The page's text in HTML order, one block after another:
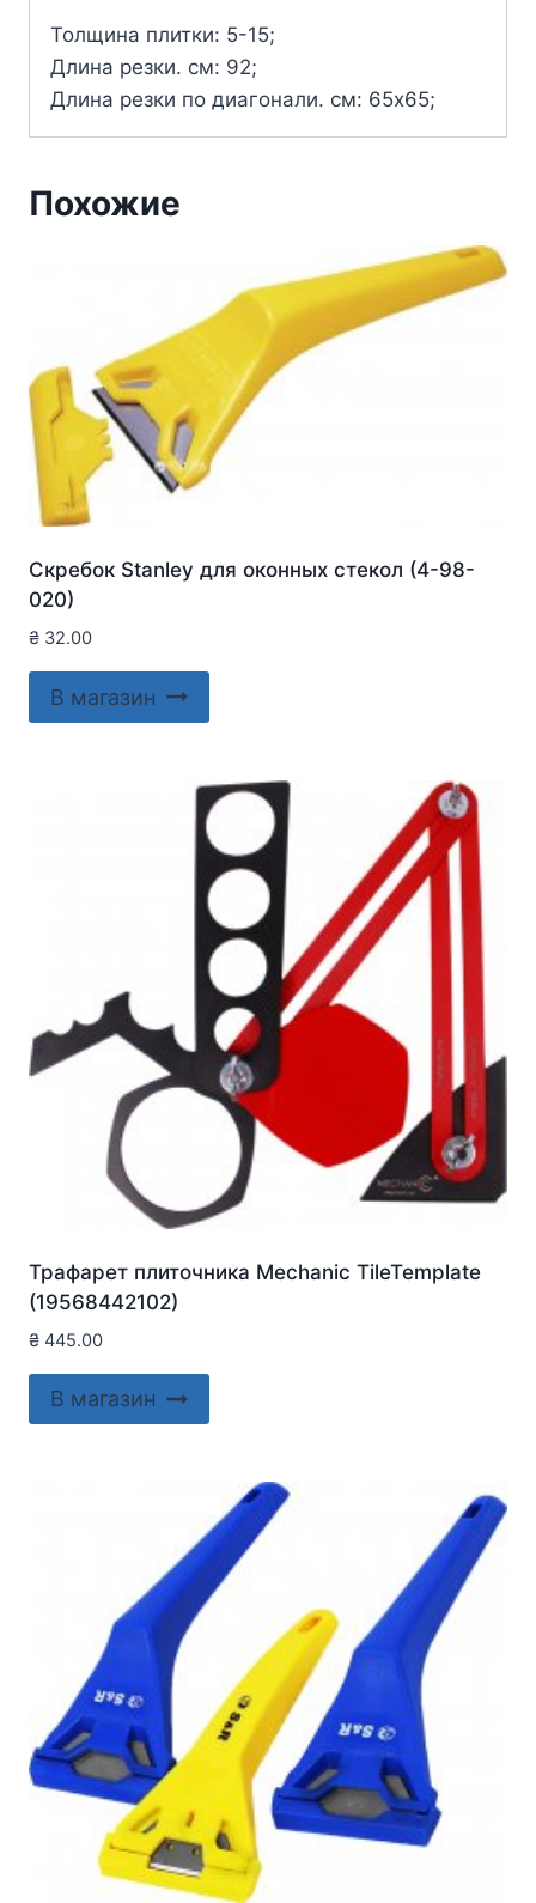
Толщина плитки: 5-15;
Длина резки. см: 92;
Длина резки по диагонали. см: 65х65;
Похожие
Скребок Stanley для оконныx стекол (4-98-
020)
₴ 32.00
В магазин
Трафарет плиточника Mechanic TileTemplate
(19568442102)
₴ 445.00
В магазин